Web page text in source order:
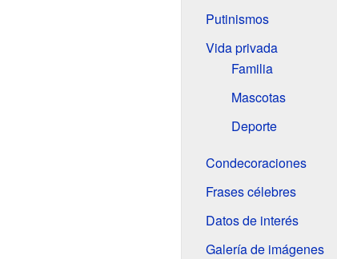
Putinismos
Vida privada
Familia
Mascotas
Deporte
Condecoraciones
Frases célebres
Datos de interés
Galería de imágenes